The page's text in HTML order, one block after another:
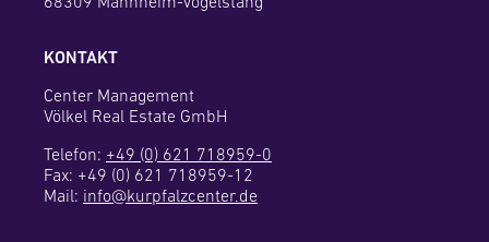
KONTAKT
Center Management
Völkel Real Estate GmbH
Telefon: +49 (0) 621 718959-0
Fax: +49 (0) 621 718959-12
Mail: info@kurpfalzcenter.de